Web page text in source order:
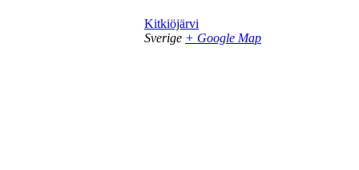
Kitkiöjärvi
Sverige + Google Map